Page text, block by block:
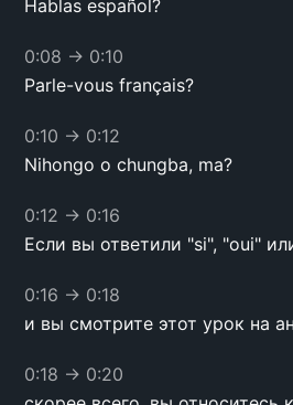
Hablas español?
0:08 → 0:10
Parle-vous français?
0:10 → 0:12
Nihongo o chungba, ma?
0:12 → 0:16
Если вы ответили "si", "oui"
0:16 → 0:18
и вы смотрите этот урок на
0:18 → 0:20